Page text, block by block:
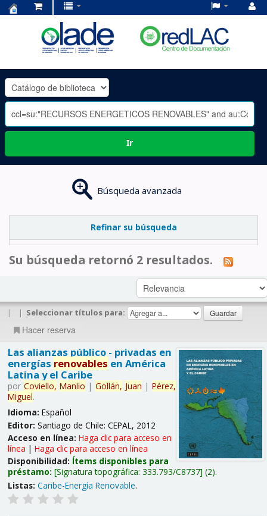
OLADE
-
Ir
Búsqueda avanzada
Refinar su búsqueda
Su búsqueda retornó 2 resultados.
| | Seleccionar títulos para:
Hacer reserva
Las alianzas público - privadas en
energías renovables en América
Latina y el Caribe
por Coviello, Manlio | Gollán, Juan | Pérez,
Miguel.
Idioma: Español
Editor: Santiago de Chile: CEPAL, 2012
Acceso en línea: Haga clic para acceso en
línea | Haga clic para acceso en línea
Disponibilidad: Ítems disponibles para
préstamo: Signatura topográfica: 333.793/C8737 (2).
Listas: Caribe-Energía Renovable.